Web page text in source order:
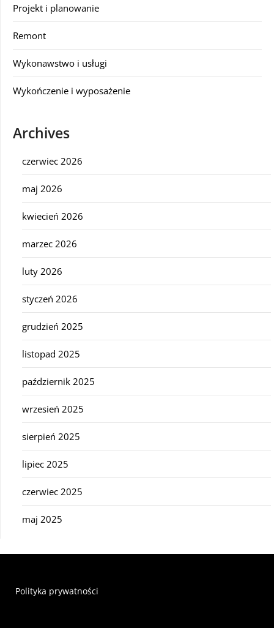
Projekt i planowanie
Remont
Wykonawstwo i usługi
Wykończenie i wyposażenie
Archives
czerwiec 2026
maj 2026
kwiecień 2026
marzec 2026
luty 2026
styczeń 2026
grudzień 2025
listopad 2025
październik 2025
wrzesień 2025
sierpień 2025
lipiec 2025
czerwiec 2025
maj 2025
Polityka prywatności